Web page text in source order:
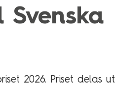
2026. Priset delas ut